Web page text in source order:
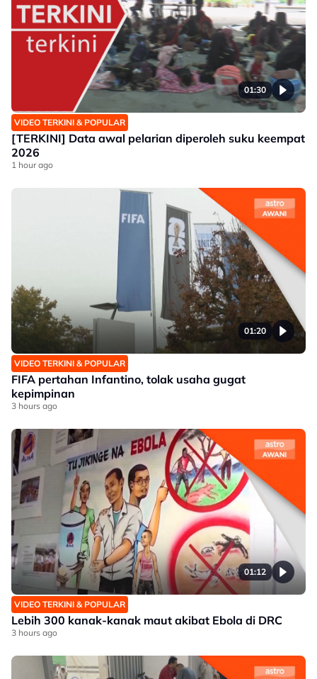
01:30
VIDEO TERKINI & POPULAR
[TERKINI] Data awal pelarian diperoleh suku keempat
2026
1 hour ago
01:20
VIDEO TERKINI & POPULAR
FIFA pertahan Infantino, tolak usaha gugat
kepimpinan
3 hours ago
01:12
VIDEO TERKINI & POPULAR
Lebih 300 kanak-kanak maut akibat Ebola di DRC
3 hours ago